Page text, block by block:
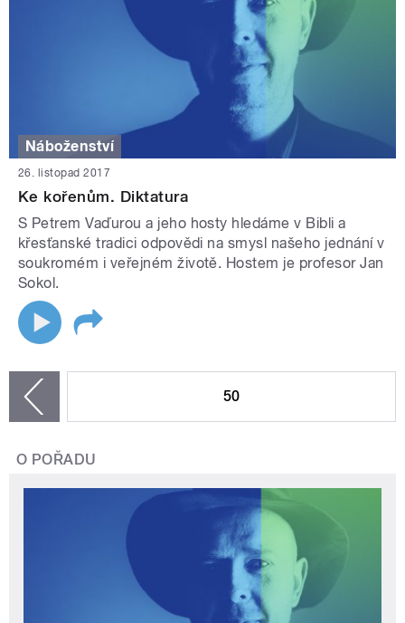
Náboženství
26. listopad 2017
Ke kořenům. Diktatura
S Petrem Vaďurou a jeho hosty hledáme v Bibli a
křesťanské tradici odpovědi na smysl našeho jednání v
soukromém i veřejném životě. Hostem je profesor Jan
Sokol.
50
O POŘADU